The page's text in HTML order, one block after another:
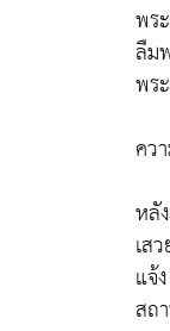
พร
ลืม
พร
คว
หลั
เส
แจ้
สถ